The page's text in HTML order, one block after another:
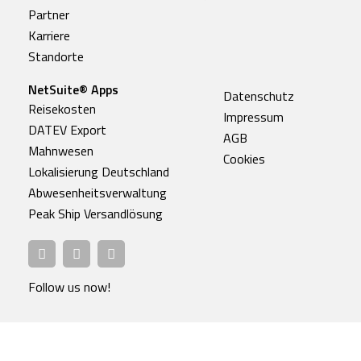
Partner
Karriere
Standorte
NetSuite® Apps
Reisekosten
DATEV Export
Mahnwesen
Lokalisierung Deutschland
Abwesenheitsverwaltung
Peak Ship Versandlösung
Datenschutz
Impressum
AGB
Cookies
Follow us now!